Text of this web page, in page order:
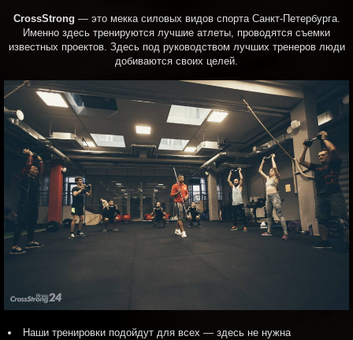
CrossStrong — это мекка силовых видов спорта Санкт-Петербурга.
Именно здесь тренируются лучшие атлеты, проводятся съемки
известных проектов. Здесь под руководством лучших тренеров люди
добиваются своих целей.
Наши тренировки подойдут для всех — здесь не нужна